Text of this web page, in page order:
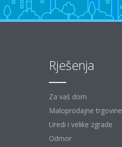
Rješenja
Za vaš dom
Maloprodajne trgovine
Uredi i velike zgrade
Odmor